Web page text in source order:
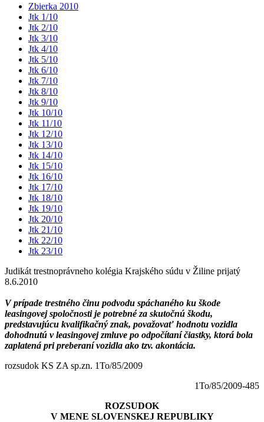
Zbierka 2010
Jtk 1/10
Jtk 2/10
Jtk 3/10
Jtk 4/10
Jtk 5/10
Jtk 6/10
Jtk 7/10
Jtk 8/10
Jtk 9/10
Jtk 10/10
Jtk 11/10
Jtk 12/10
Jtk 13/10
Jtk 14/10
Jtk 15/10
Jtk 16/10
Jtk 17/10
Jtk 18/10
Jtk 19/10
Jtk 20/10
Jtk 21/10
Jtk 22/10
Jtk 23/10
Judikát trestnoprávneho kolégia Krajského súdu v Žiline prijatý
8.6.2010
V prípade trestného činu podvodu spáchaného ku škode
leasingovej spoločnosti je potrebné za skutočnú škodu,
predstavujúcu kvalifikačný znak, považovať hodnotu vozidla
dohodnutú v leasingovej zmluve po odpočítaní čiastky, ktorá bola
zaplatená pri preberaní vozidla ako tzv. akontácia.
rozsudok KS ZA sp.zn. 1To/85/2009
1To/85/2009-485
ROZSUDOK
V MENE SLOVENSKEJ REPUBLIKY